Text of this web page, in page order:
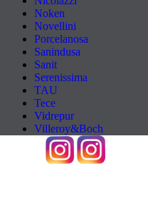
Noken
Novellini
Porcelanosa
Sanindusa
Sanit
Serenissima
TAU
Tece
Vidrepur
Villeroy&Boch